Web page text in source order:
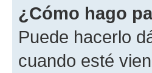
¿Cómo hago
Puede hacerlo
cuando esté